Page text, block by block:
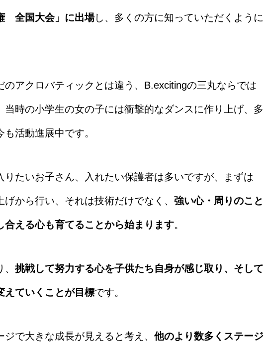
全国大会」に出場し、多くの方に知っていただくように
アクロバティックとは違う、B.excitingの三丸ならでは
時の小学生の女の子には衝撃的なダンスに作り上げ、多
活動進展中です。
たいお子さん、入れたい保護者は多いですが、まずは
げから行い、それは技術だけでなく、 強い心・周りのこと
合える心も育てることから始まります。
挑戦して努力する心を子供たち自身が感じ取り、そして
えていくことが目標です。
で大きな成長が見えると考え、 他のより数多くステージ